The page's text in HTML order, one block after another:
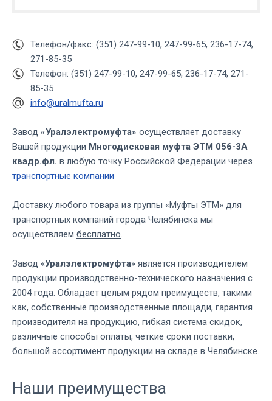
Телефон/факс: (351) 247-99-10, 247-99-65, 236-17-74,
271-85-35
Телефон: (351) 247-99-10, 247-99-65, 236-17-74, 271-
85-35
info@uralmufta.ru
Завод «Уралэлектромуфта» осуществляет доставку
Вашей продукции Многодисковая муфта ЭТМ 056-3А
квадр.фл. в любую точку Российской Федерации через
транспортные компании
Доставку любого товара из группы «Муфты ЭТМ» для
транспортных компаний города Челябинска мы
осуществляем бесплатно.
Завод «Уралэлектромуфта» является производителем
продукции производственно-технического назначения с
2004 года. Обладает целым рядом преимуществ, такими
как, собственные производственные площади, гарантия
производителя на продукцию, гибкая система скидок,
различные способы оплаты, четкие сроки поставки,
большой ассортимент продукции на складе в Челябинске.
Наши преимущества